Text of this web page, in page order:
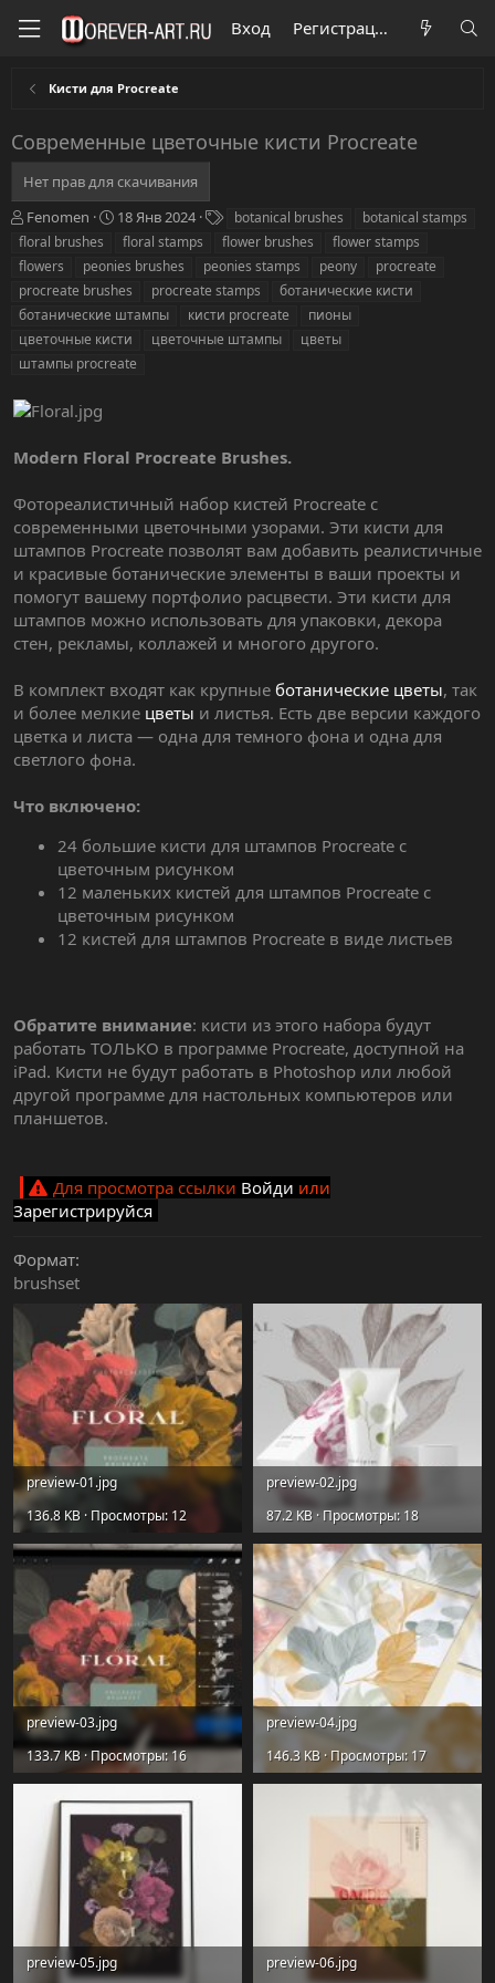
Вход Регистрация
Кисти для Procreate
Современные цветочные кисти Procreate
Нет прав для скачивания
А
в
т
о
р
Fenomen
Д
а
а
с
о
з
18 Янв 2024
е
и
botanical brushes
botanical stamps
floral brushes
floral stamps flower brushes
flower stamps
flowers
peonies brushes peonies stamps peony
procreate
procreate brushes
procreate stamps
ботанические кисти
ботанические штампы
кисти procreate
пионы
цветочные кисти
цветочные штампы
цветы
штампы procreate
Modern Floral Procreate Brushes.
Фотореалистичный набор кистей Procreate с
современными цветочными узорами. Эти кисти для
штампов Procreate позволят вам добавить реалистичные
и красивые ботанические элементы в ваши проекты и
помогут вашему портфолио расцвести. Эти кисти для
штампов можно использовать для упаковки, декора
стен, рекламы, коллажей и многого другого.
В комплект входят как крупные ботанические цветы, так
и более мелкие цветы и листья. Есть две версии каждого
цветка и листа — одна для темного фона и одна для
светлого фона.
Что включено:
24 большие кисти для штампов Procreate с
цветочным рисунком
12 маленьких кистей для штампов Procreate с
цветочным рисунком
12 кистей для штампов Procreate в виде листьев
Обратите внимание: кисти из этого набора будут
работать ТОЛЬКО в программе Procreate, доступной на
iPad. Кисти не будут работать в Photoshop или любой
другой программе для настольных компьютеров или
планшетов.
Для просмотра ссылки Войди или
Зарегистрируйся
Формат
brushset
preview-01.jpg
136.8 KB · Просмотры: 12
preview-02.jpg
87.2 KB · Просмотры: 18
preview-03.jpg
133.7 KB · Просмотры: 16
preview-04.jpg
146.3 KB · Просмотры: 17
preview-05.jpg preview-06.jpg